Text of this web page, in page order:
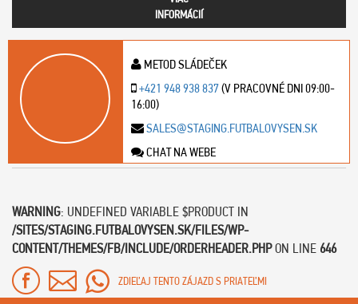
INFORMÁCIÍ
METOD SLÁDEČEK
+421 948 938 837(V PRACOVNÉ DNI 09:00-
16:00)
SALES@STAGING.FUTBALOVYSEN.SK
CHAT NA WEBE
WARNING: UNDEFINED VARIABLE $PRODUCT IN
/SITES/STAGING.FUTBALOVYSEN.SK/FILES/WP-
CONTENT/THEMES/FB/INCLUDE/ORDERHEADER.PHPON LINE 646
ZDIEĽAJ TENTO ZÁJAZD S PRIATEĽMI